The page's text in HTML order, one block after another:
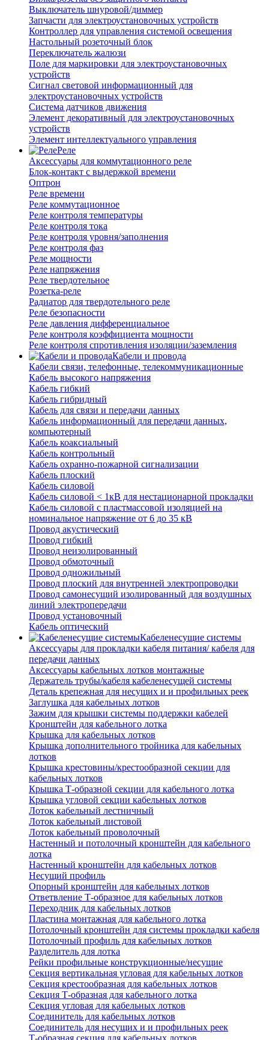
Выключатель шнуровой/диммер
Запчасти для электроустановочных устройств
Контроллер для управления системой освещения
Настольный розеточный блок
Переключатель жалюзи
Поле для маркировки для электроустановочных
устройств
Сигнал световой информационный для
электроустановочных устройств
Система датчиков движения
Элемент декоративный для электроустановочных
устройств
Элемент интеллектуального управления
Реле
Аксессуары для коммутационного реле
Блок-контакт с выдержкой времени
Оптрон
Реле времени
Реле коммутационное
Реле контроля температуры
Реле контроля тока
Реле контроля уровня/заполнения
Реле контроля фаз
Реле мощности
Реле напряжения
Реле твердотельное
Розетка-реле
Радиатор для твердотельного реле
Реле безопасности
Реле давления дифференциальное
Реле контроля коэффициента мощности
Реле контроля спротивления изоляции/заземления
Кабели и провода
Кабели связи, телефонные, телекоммуникационные
Кабель высокого напряжения
Кабель гибкий
Кабель гибридный
Кабель для связи и передачи данных
Кабель информационный для передачи данных,
компьютерный
Кабель коаксиальный
Кабель контрольный
Кабель охранно-пожарной сигнализации
Кабель плоский
Кабель силовой
Кабель силовой < 1кВ для нестационарной прокладки
Кабель силовой с пластмассовой изоляцией на
номинальное напряжение от 6 до 35 кВ
Провод акустический
Провод гибкий
Провод неизолированный
Провод обмоточный
Провод одножильный
Провод плоский для внутренней электропроводки
Провод самонесущий изолированный для воздушных
линий электропередачи
Провод установочный
Кабель оптический
Кабеленесущие системы
Аксессуары для прокладки кабеля питания/ кабеля для
передачи данных
Аксессуары кабельных лотков монтажные
Держатель трубы/кабеля кабеленесущей системы
Деталь крепежная для несущих и и профильных реек
Заглушка для кабельных лотков
Зажим для крышки системы поддержки кабелей
Кронштейн для кабельного лотка
Крышка для кабельных лотков
Крышка дополнительного тройника для кабельных
лотков
Крышка крестовины/крестообразной секции для
кабельных лотков
Крышка Т-образной секции для кабельного лотка
Крышка угловой секции кабельных лотков
Лоток кабельный лестничный
Лоток кабельный листовой
Лоток кабельный проволочный
Настенный и потолочный кронштейн для кабельного
лотка
Настенный кронштейн для кабельных лотков
Несущий профиль
Опорный кронштейн для кабельных лотков
Ответвление Т-образное для кабельных лотков
Переходник для кабельных лотков
Пластина монтажная для кабельного лотка
Потолочный кронштейн для системы прокладки кабеля
Потолочный профиль для кабельных лотков
Разделитель для лотка
Рейки профильные конструкционные/несущие
Секция вертикальная угловая для кабельных лотков
Секция крестообразная для кабельных лотков
Секция Т-образная для кабельного лотка
Секция угловая для кабельных лотков
Соединитель для кабельных лотков
Соединитель для несущих и и профильных реек
Т-образная секция для кабельных лотков